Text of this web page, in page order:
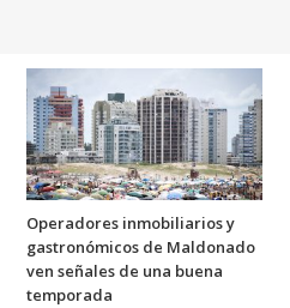
Operadores inmobiliarios y
gastronómicos de Maldonado
ven señales de una buena
temporada